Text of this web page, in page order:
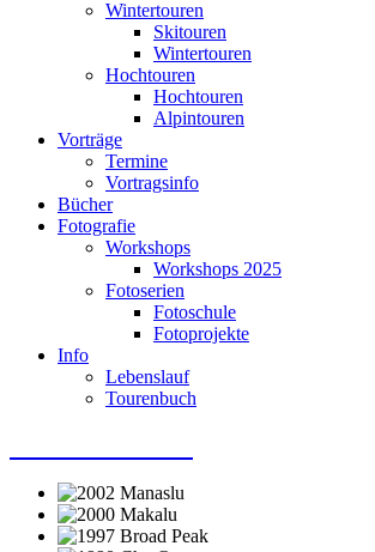
Wintertouren
Skitouren
Wintertouren
Hochtouren
Hochtouren
Alpintouren
Vorträge
Termine
Vortragsinfo
Bücher
Fotografie
Workshops
Workshops 2025
Fotoserien
Fotoschule
Fotoprojekte
Info
Lebenslauf
Tourenbuch